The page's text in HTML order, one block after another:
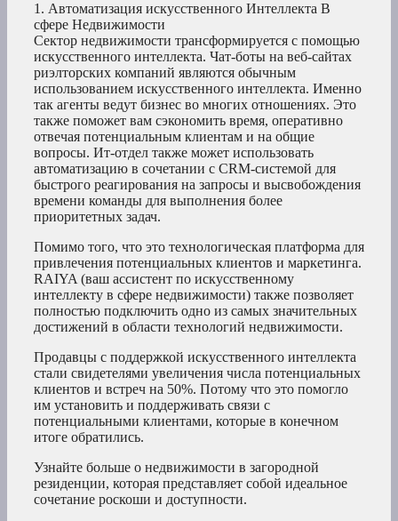
1. Автоматизация искусственного Интеллекта В
сфере Недвижимости
Сектор недвижимости трансформируется с помощью
искусственного интеллекта. Чат-боты на веб-сайтах
риэлторских компаний являются обычным
использованием искусственного интеллекта. Именно
так агенты ведут бизнес во многих отношениях. Это
также поможет вам сэкономить время, оперативно
отвечая потенциальным клиентам и на общие
вопросы. Ит-отдел также может использовать
автоматизацию в сочетании с CRM-системой для
быстрого реагирования на запросы и высвобождения
времени команды для выполнения более
приоритетных задач.
Помимо того, что это технологическая платформа для
привлечения потенциальных клиентов и маркетинга.
RAIYA (ваш ассистент по искусственному
интеллекту в сфере недвижимости) также позволяет
полностью подключить одно из самых значительных
достижений в области технологий недвижимости.
Продавцы с поддержкой искусственного интеллекта
стали свидетелями увеличения числа потенциальных
клиентов и встреч на 50%. Потому что это помогло
им установить и поддерживать связи с
потенциальными клиентами, которые в конечном
итоге обратились.
Узнайте больше о недвижимости в загородной
резиденции, которая представляет собой идеальное
сочетание роскоши и доступности.